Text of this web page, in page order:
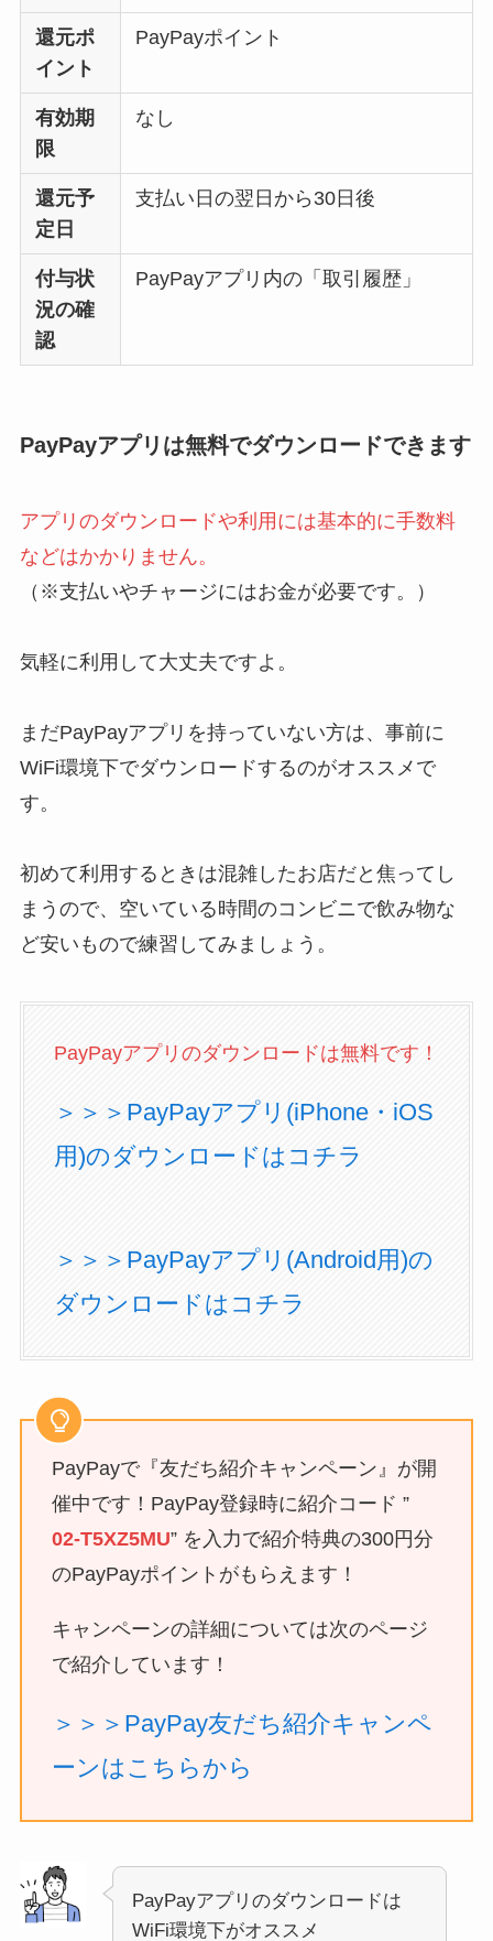
還元ポ
イント
PayPayポイント
有効期
限
なし
還元予
定日
支払い日の翌日から30日後
付与状
況の確
認
PayPayアプリ内の「取引履歴」
PayPayアプリは無料でダウンロードできます
アプリのダウンロードや利用には基本的に手数料
などはかかりません。
（※支払いやチャージにはお金が必要です。）
気軽に利用して大丈夫ですよ。
まだPayPayアプリを持っていない方は、事前に
WiFi環境下でダウンロードするのがオススメで
す。
初めて利用するときは混雑したお店だと焦ってし
まうので、空いている時間のコンビニで飲み物な
ど安いもので練習してみましょう。
PayPayアプリのダウンロードは無料です！
＞＞＞PayPayアプリ(iPhone・iOS
用)のダウンロードはコチラ
＞＞＞PayPayアプリ(Android用)の
ダウンロードはコチラ
PayPayで『友だち紹介キャンペーン』が開
催中です！PayPay登録時に紹介コード ”
02-T5XZ5MU” を入力で紹介特典の300円分
のPayPayポイントがもらえます！
キャンペーンの詳細については次のページ
で紹介しています！
＞＞＞PayPay友だち紹介キャンペ
ーンはこちらから
PayPayアプリのダウンロードは
WiFi環境下がオススメ